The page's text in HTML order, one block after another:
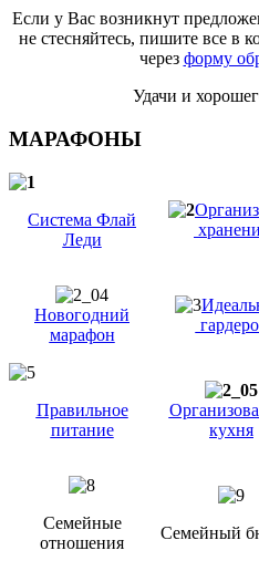
Если у Вас возникнут
не стесняйтесь, пишите все в
через форму
Удачи и
МАРАФОНЫ
Система Флай
Леди
Новогодний
марафон
Правильное
питание
кухня
Семейные
отношения
Семейный